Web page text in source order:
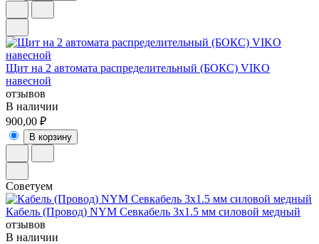
Щит на 2 автомата распределительный (БОКС) VIKO
навесной
отзывов
В наличии
900,00 ₽
В корзину
Советуем
Кабель (Провод) NYM Севкабель 3х1.5 мм силовой медный
отзывов
В наличии